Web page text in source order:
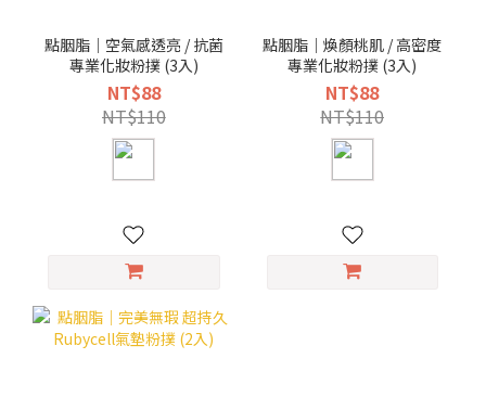
點胭脂｜空氣感透亮 / 抗菌
專業化妝粉撲 (3入)
NT$88
NT$110
點胭脂｜煥顏桃肌 / 高密度
專業化妝粉撲 (3入)
NT$88
NT$110